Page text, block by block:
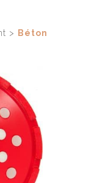
> Béton